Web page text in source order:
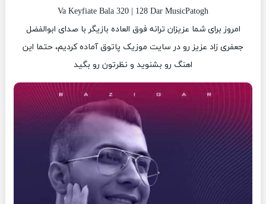
Va Keyfiate Bala 320 | 128 Dar MusicPatogh
امروز برای شما عزیزان ترانه فوق العاده بازیگر با صدای ابوالفضل
جعفری زاد عزیز رو در سایت موزیک پاتوق آماده کردیم، حتما این
اهنگ رو بشنوید و نظرتون رو بگید